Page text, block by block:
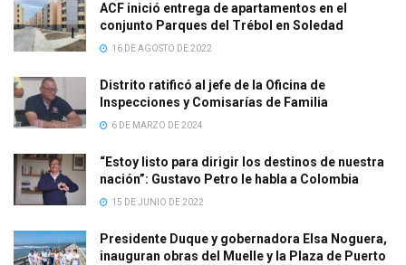
ACF inició entrega de apartamentos en el
conjunto Parques del Trébol en Soledad
16 DE AGOSTO DE 2022
Distrito ratificó al jefe de la Oficina de
Inspecciones y Comisarías de Familia
6 DE MARZO DE 2024
“Estoy listo para dirigir los destinos de nuestra
nación”: Gustavo Petro le habla a Colombia
15 DE JUNIO DE 2022
Presidente Duque y gobernadora Elsa Noguera,
inauguran obras del Muelle y la Plaza de Puerto